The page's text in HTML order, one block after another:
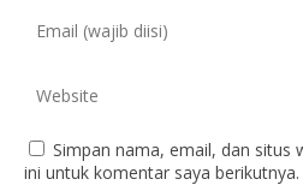
Simpan nama, email, dan situs
ini untuk komentar saya berikutnya.